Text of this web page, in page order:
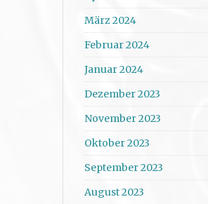
März 2024
Februar 2024
Januar 2024
Dezember 2023
November 2023
Oktober 2023
September 2023
August 2023